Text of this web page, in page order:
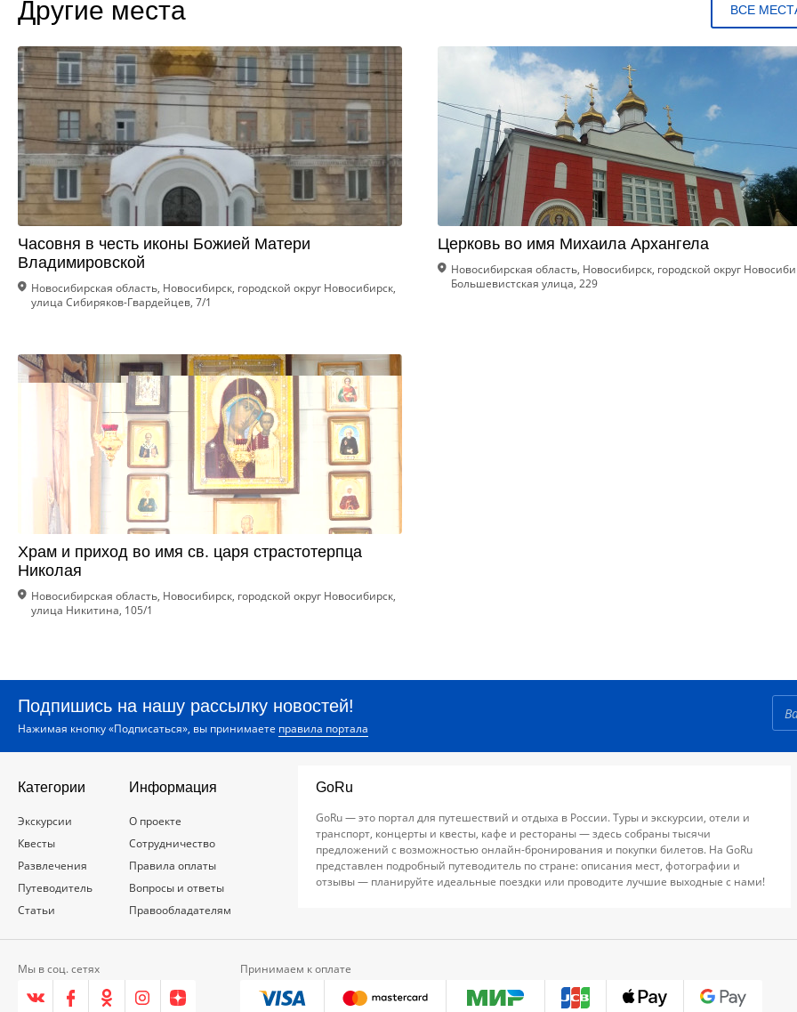
Другие места ВСЕ
Часовня в честь иконы Божией Матери
Владимировской
Новосибирская область, Новосибирск, городской округ Новосибирск,
улица Сибиряков-Гвардейцев, 7/1
Церковь во имя Михаила Архангела
Новосибирская область, Новосибирск, городской округ
Большевистская улица, 229
Храм и приход во имя св. царя страстотерпца
Николая
Новосибирская область, Новосибирск, городской округ Новосибирск,
улица Никитина, 105/1
Подпишись на нашу рассылку новостей!
Нажимая кнопку «Подписаться», вы принимаете правила портала
Категории
Экскурсии
Квесты
Развлечения
Путеводитель
Статьи
Информация
О проекте
Сотрудничество
Правила оплаты
Вопросы и ответы
Правообладателям
GoRu
GoRu — это портал для путешествий и отдыха в России. Туры и экскурсии, отели и
транспорт, концерты и квесты, кафе и рестораны — здесь собраны тысячи
предложений с возможностью онлайн-бронирования и покупки билетов. На GoRu
представлен подробный путеводитель по стране: описания мест, фотографии и
отзывы — планируйте идеальные поездки или проводите лучшие выходные с нами!
Мы в соц. сетях Принимаем к оплате